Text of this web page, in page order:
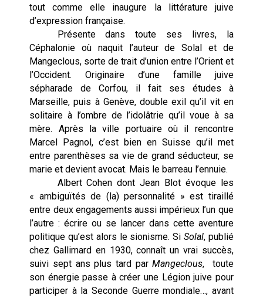
tout comme elle inaugure la littérature juive
d’expression française.
Présente dans toute ses livres, la
Céphalonie où naquit l’auteur de Solal et de
Mangeclous, sorte de trait d’union entre l’Orient et
l’Occident. Originaire d’une famille juive
sépharade de Corfou, il fait ses études à
Marseille, puis à Genève, double exil qu’il vit en
solitaire à l’ombre de l’idolâtrie qu’il voue à sa
mère. Après la ville portuaire où il rencontre
Marcel Pagnol, c’est bien en Suisse qu’il met
entre parenthèses sa vie de grand séducteur, se
marie et devient avocat. Mais le barreau l’ennuie.
Albert Cohen dont Jean Blot évoque les
« ambiguïtés de (la) personnalité » est tiraillé
entre deux engagements aussi impérieux l’un que
l’autre : écrire ou se lancer dans cette aventure
politique qu’est alors le sionisme. Si Solal, publié
chez Gallimard en 1930, connaît un vrai succès,
suivi sept ans plus tard parMangeclous, toute
son énergie passe à créer une Légion juive pour
participer à la Seconde Guerre mondiale…, avant